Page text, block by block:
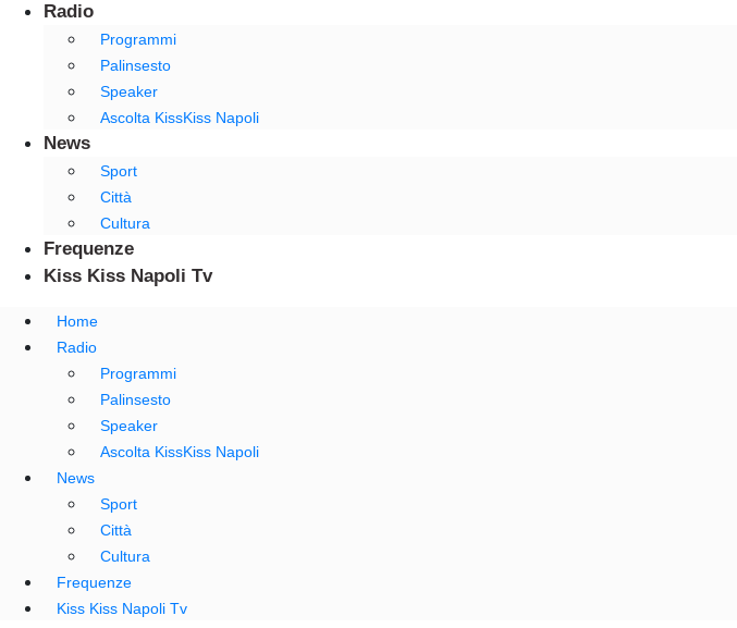
Radio
Programmi
Palinsesto
Speaker
Ascolta KissKiss Napoli
News
Sport
Città
Cultura
Frequenze
Kiss Kiss Napoli Tv
Home
Radio
Programmi
Palinsesto
Speaker
Ascolta KissKiss Napoli
News
Sport
Città
Cultura
Frequenze
Kiss Kiss Napoli Tv